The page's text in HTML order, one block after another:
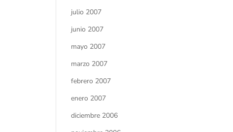
julio 2007
junio 2007
mayo 2007
marzo 2007
febrero 2007
enero 2007
diciembre 2006